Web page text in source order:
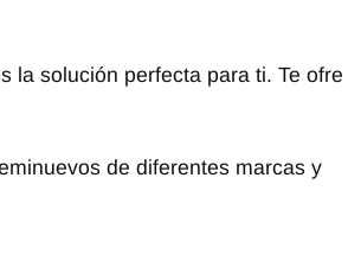
la solución perfecta para ti. Te ofre
de diferentes marcas y